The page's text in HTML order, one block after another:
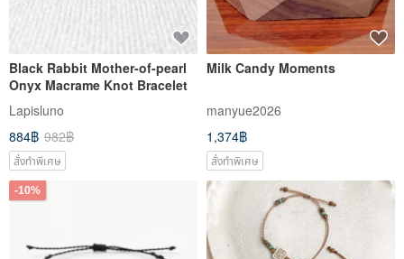
Black Rabbit Mother-of-pearl
Onyx Macrame Knot Bracelet
Lapisluno
884฿ 982฿
สั่งทำพิเศษ
Milk Candy Moments
manyue2026
1,374฿
สั่งทำพิเศษ
-10%